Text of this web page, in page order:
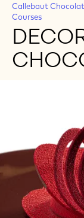
Callebaut
Courses